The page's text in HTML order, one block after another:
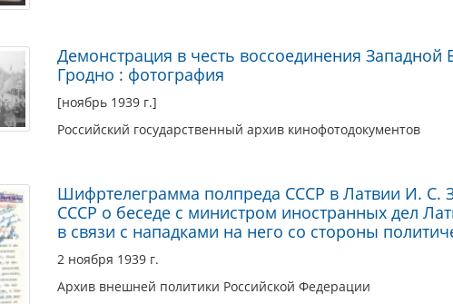
Демонстрация в честь воссоединения Западной
Гродно : фотография
[ноябрь 1939 г.]
Российский государственный архив кинофотодокументов
Шифртелеграмма полпреда СССР в Латвии И. С.
СССР о беседе с министром иностранных дел
в связи с нападками на него со стороны
2 ноября 1939 г.
Архив внешней политики Российской Федерации